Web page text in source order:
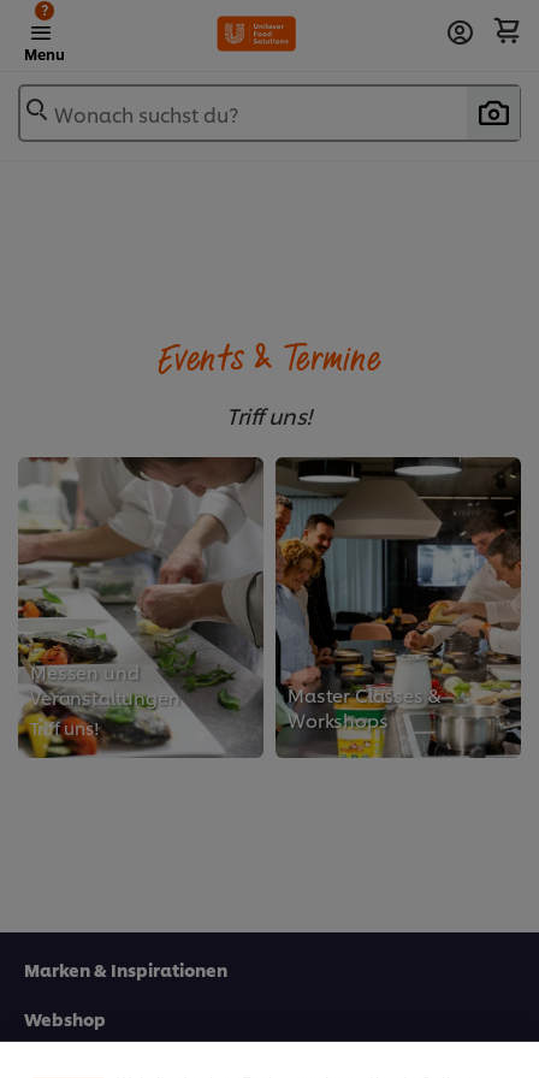
Menu
?
Wonach suchst du?
Events & Termine
Triff uns!
Messen und
Veranstaltungen
Triff uns!
Master Classes &
Workshops
Marken & Inspirationen
Webshop